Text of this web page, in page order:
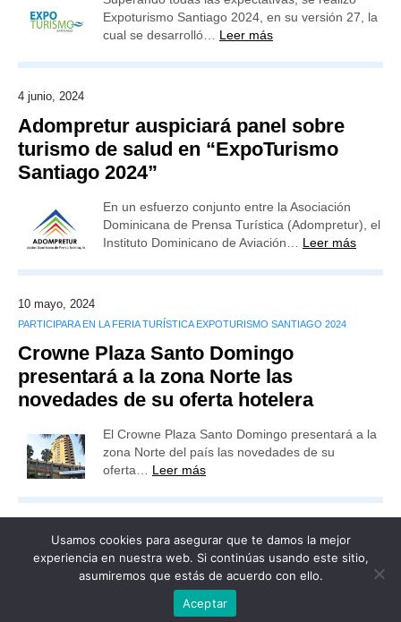
Expoturismo Santiago 2024, en su versión 27, la
cual se desarrolló… Leer más
4 junio, 2024
Adompretur auspiciará panel sobre
turismo de salud en “ExpoTurismo
Santiago 2024”
En un esfuerzo conjunto entre la Asociación
Dominicana de Prensa Turística (Adompretur), el
Instituto Dominicano de Aviación… Leer más
10 mayo, 2024
PARTICIPARA EN LA FERIA TURÍSTICA EXPOTURISMO SANTIAGO 2024
Crowne Plaza Santo Domingo
presentará a la zona Norte las
novedades de su oferta hotelera
El Crowne Plaza Santo Domingo presentará a la
zona Norte del país las novedades de su
oferta… Leer más
Usamos cookies para asegurar que te damos la mejor
experiencia en nuestra web. Si continúas usando este sitio,
asumiremos que estás de acuerdo con ello.
Aceptar
Publicidad Redacción Contacto
Todos los derechos reservados
Grupo Preferente